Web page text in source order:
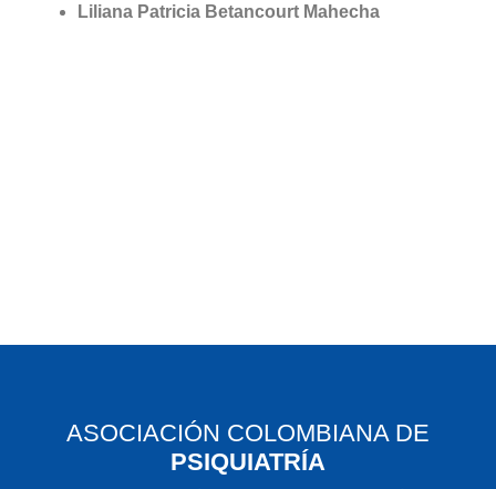
Liliana Patricia Betancourt Mahecha
ASOCIACIÓN COLOMBIANA DE
PSIQUIATRÍA